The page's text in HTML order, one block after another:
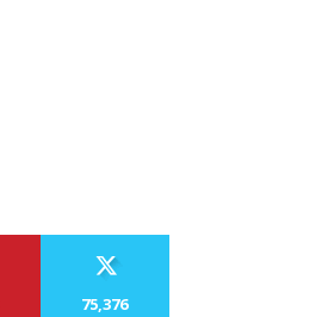
75,376